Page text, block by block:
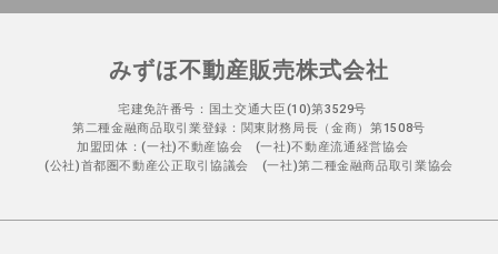
みずほ不動産販売株式会社
宅建免許番号：国土交通大臣(10)第3529号
第二種金融商品取引業登録：関東財務局長（金商）第1508号
加盟団体：(一社)不動産協会 (一社)不動産流通経営協会
(公社)首都圏不動産公正取引協議会 (一社)第二種金融商品取引業協会